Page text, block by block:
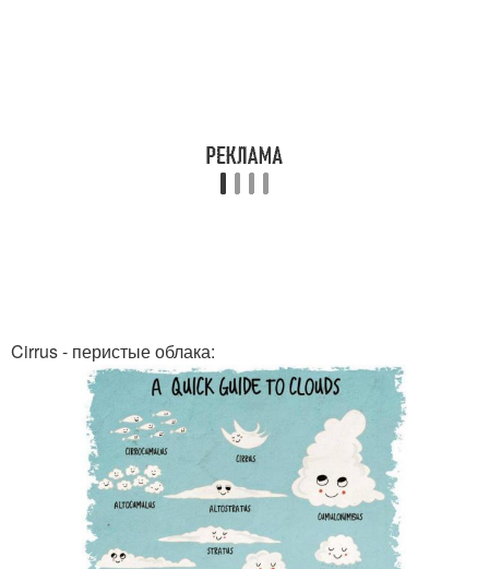
Cirrus - перистые облака: